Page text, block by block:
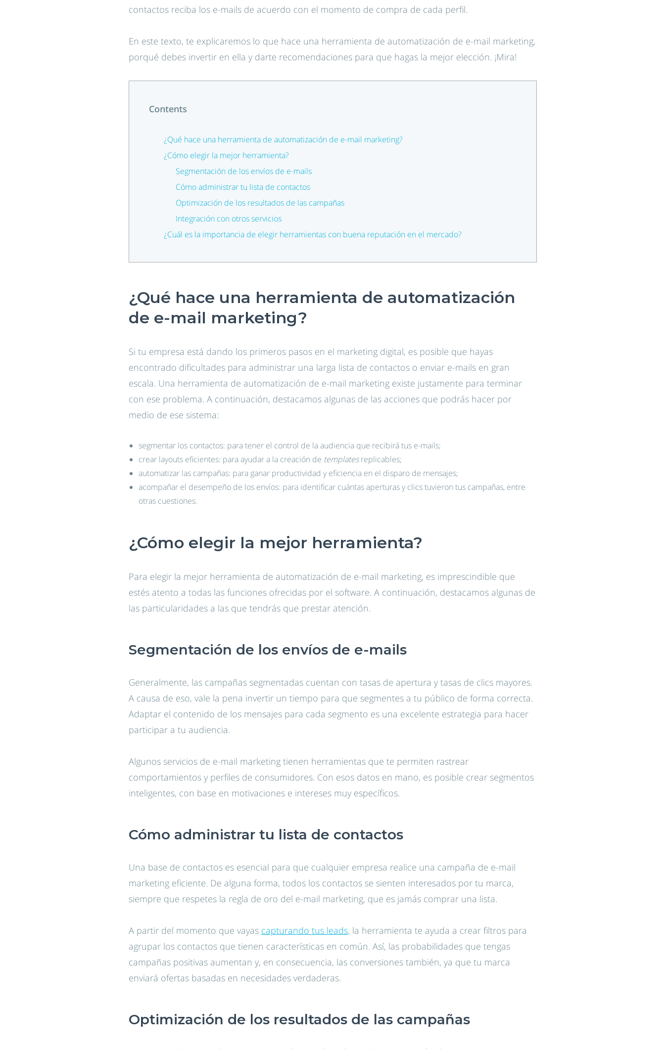
contactos reciba los e-mails de acuerdo con el momento de compra de cada perfil.
En este texto, te explicaremos lo que hace una herramienta de automatización de e-mail marketing,
porqué debes invertir en ella y darte recomendaciones para que hagas la mejor elección. ¡Mira!
Contents
¿Qué hace una herramienta de automatización de e-mail marketing?
¿Cómo elegir la mejor herramienta?
Segmentación de los envíos de e-mails
Cómo administrar tu lista de contactos
Optimización de los resultados de las campañas
Integración con otros servicios
¿Cuál es la importancia de elegir herramientas con buena reputación en el mercado?
¿Qué hace una herramienta de automatización
de e-mail marketing?
Si tu empresa está dando los primeros pasos en el marketing digital, es posible que hayas
encontrado dificultades para administrar una larga lista de contactos o enviar e-mails en gran
escala. Una herramienta de automatización de e-mail marketing existe justamente para terminar
con ese problema. A continuación, destacamos algunas de las acciones que podrás hacer por
medio de ese sistema:
segmentar los contactos: para tener el control de la audiencia que recibirá tus e-mails;
crear layouts eficientes: para ayudar a la creación de templatesreplicables;
automatizar las campañas: para ganar productividad y eficiencia en el disparo de mensajes;
acompañar el desempeño de los envíos: para identificar cuántas aperturas y clics tuvieron tus campañas, entre
otras cuestiones.
¿Cómo elegir la mejor herramienta?
Para elegir la mejor herramienta de automatización de e-mail marketing, es imprescindible que
estés atento a todas las funciones ofrecidas por el software. A continuación, destacamos algunas de
las particularidades a las que tendrás que prestar atención.
Segmentación de los envíos de e-mails
Generalmente, las campañas segmentadas cuentan con tasas de apertura y tasas de clics mayores.
A causa de eso, vale la pena invertir un tiempo para que segmentes a tu público de forma correcta.
Adaptar el contenido de los mensajes para cada segmento es una excelente estrategia para hacer
participar a tu audiencia.
Algunos servicios de e-mail marketing tienen herramientas que te permiten rastrear
comportamientos y perfiles de consumidores. Con esos datos en mano, es posible crear segmentos
inteligentes, con base en motivaciones e intereses muy específicos.
Cómo administrar tu lista de contactos
Una base de contactos es esencial para que cualquier empresa realice una campaña de e-mail
marketing eficiente. De alguna forma, todos los contactos se sienten interesados por tu marca,
siempre que respetes la regla de oro del e-mail marketing, que es jamás comprar una lista.
A partir del momento que vayas capturando tus leads, la herramienta te ayuda a crear filtros para
agrupar los contactos que tienen características en común. Así, las probabilidades que tengas
campañas positivas aumentan y, en consecuencia, las conversiones también, ya que tu marca
enviará ofertas basadas en necesidades verdaderas.
Optimización de los resultados de las campañas